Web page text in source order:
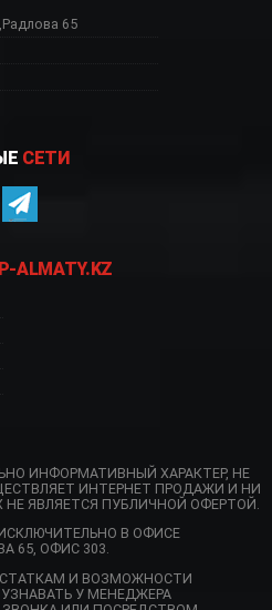
Радлова 65
СЕТИ
ALMATY.KZ
ИНФОРМАТИВНЫЙ ХАРАКТЕР, НЕ
ИНТЕРНЕТ ПРОДАЖИ И НИ
ЯВЛЯЕТСЯ ПУБЛИЧНОЙ ОФЕРТОЙ.
В ОФИСЕ
65, ОФИС 303.
И ВОЗМОЖНОСТИ
У МЕНЕДЖЕРА